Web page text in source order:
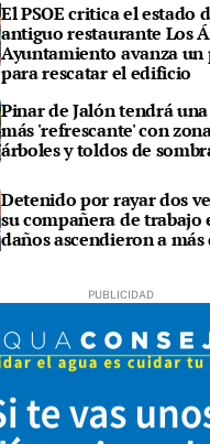
El PSOE critica el estado
antiguo restaurante Los
Ayuntamiento avanza
para rescatar el edificio
Pinar de Jalón tendrá
más 'refrescante' con
árboles y toldos de
Detenido por rayar dos
su compañera de
daños ascendieron a más